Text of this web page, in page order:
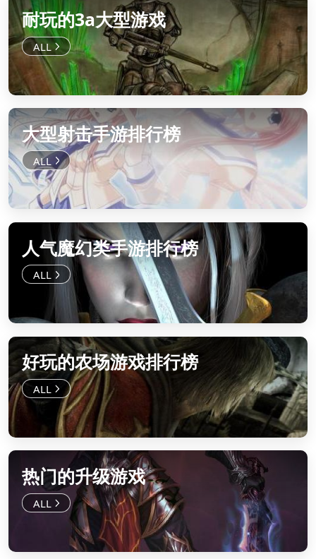
耐玩的3a大型游戏
大型射击手游排行榜
人气魔幻类手游排行榜
好玩的农场游戏排行榜
热门的升级游戏